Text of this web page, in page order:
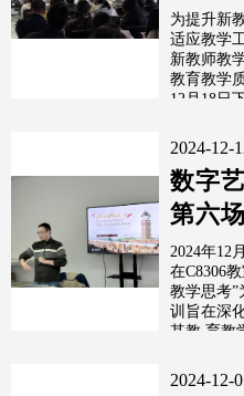
计学
说课
为提升新
适应教学
新教师教
教育教学
12月18日
2024-12-
数字
第六
书记
教学
2024年12
在C8306
教学思考
训旨在深
其教 育教
2024-12-